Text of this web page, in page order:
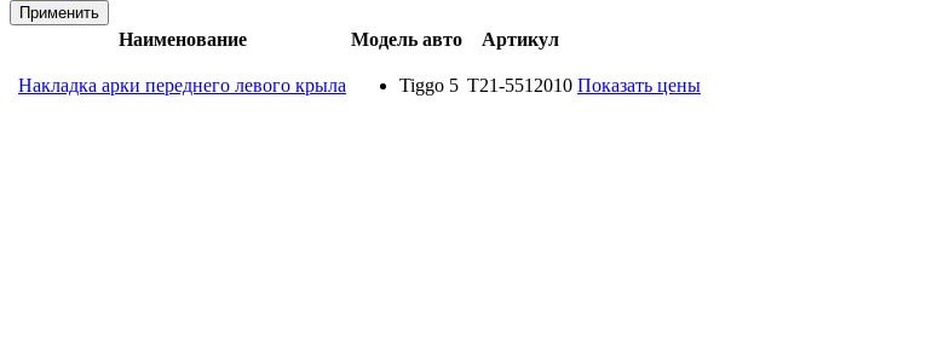
Наименование Модель авто Артикул
Накладка арки переднего левого крыла Tiggo 5 T21-5512010 Показать цены